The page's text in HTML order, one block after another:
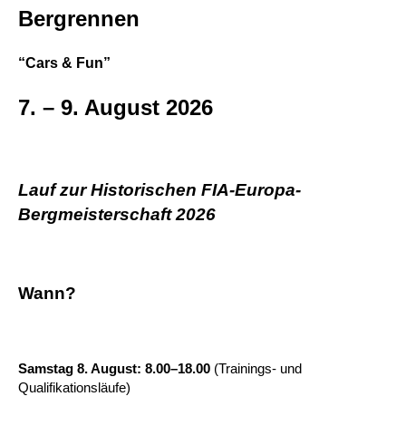
Bergrennen
“Cars & Fun”
7. – 9. August 2026
Lauf zur Historischen FIA-Europa-
Bergmeisterschaft 2026
Wann?
Samstag 8. August: 8.00–18.00 (Trainings- und
Qualifikationsläufe)